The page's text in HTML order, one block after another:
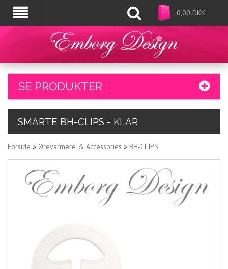
0,00 DKK
SE PRODUKTER
SMARTE BH-CLIPS - KLAR
Forside » Ørevarmere & Accessories » BH-CLIPS